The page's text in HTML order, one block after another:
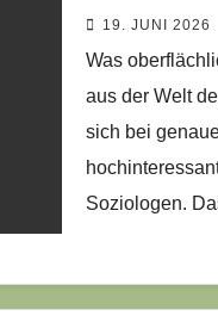
19. JUNI 2026
Was
aus der Welt
sich bei
Soziologen.